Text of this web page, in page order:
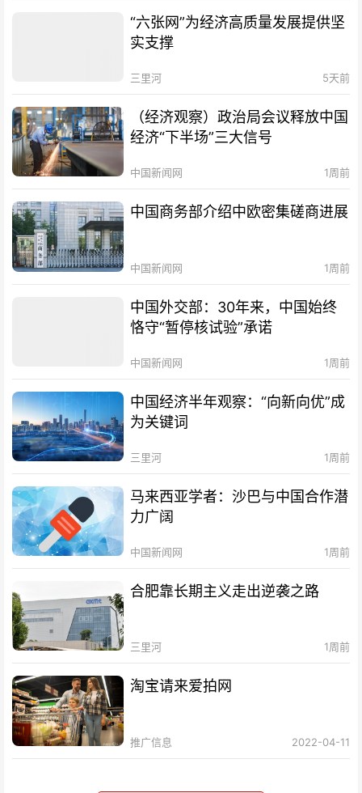
“六张网”为经济高质量发展提供坚
实支撑
三里河 5天前
（经济观察）政治局会议释放中国
经济“下半场”三大信号
中国新闻网 1周前
中国商务部介绍中欧密集磋商进展
中国新闻网 1周前
中国外交部：30年来，中国始终
恪守“暂停核试验”承诺
中国新闻网 1周前
中国经济半年观察：“向新向优”成
为关键词
三里河 1周前
马来西亚学者：沙巴与中国合作潜
力广阔
中国新闻网 1周前
合肥靠长期主义走出逆袭之路
三里河 1周前
淘宝请来爱拍网
推广信息 2022-04-11